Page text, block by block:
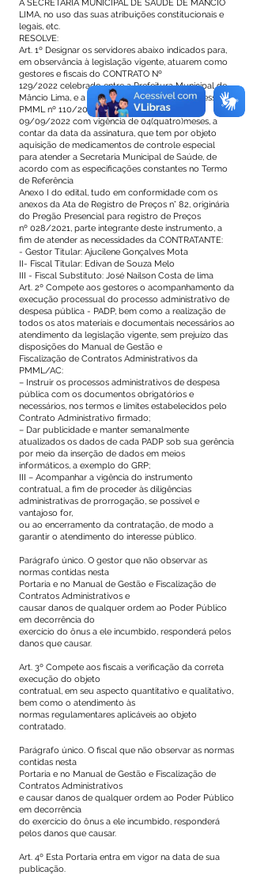
A SECRETÁRIA MUNICIPAL DE SAÚDE DE MÂNCIO
LIMA, no uso das suas atribuições constitucionais e
legais, etc.
RESOLVE:
Art. 1º Designar os servidores abaixo indicados para,
em observância à legislação vigente, atuarem como
gestores e fiscais do CONTRATO Nº
129/2022 celebrado entre a Prefeitura Municipal de
Mâncio Lima, e a Empresa O F DE MELO, Processo
PMML nº 110/2022, assinado no dia
09/09/2022 com vigência de 04(quatro)meses, a
contar da data da assinatura, que tem por objeto
aquisição de medicamentos de controle especial
para atender a Secretaria Municipal de Saúde, de
acordo com as especificações constantes no Termo
de Referência
Anexo I do edital, tudo em conformidade com os
anexos da Ata de Registro de Preços n° 82, originária
do Pregão Presencial para registro de Preços
nº 028/2021, parte integrante deste instrumento, a
fim de atender as necessidades da CONTRATANTE:
- Gestor Titular: Ajucilene Gonçalves Mota
II- Fiscal Titular: Edivan de Souza Melo
III - Fiscal Substituto: José Nailson Costa de lima
Art. 2º Compete aos gestores o acompanhamento da
execução processual do processo administrativo de
despesa pública - PADP, bem como a realização de
todos os atos materiais e documentais necessários ao
atendimento da legislação vigente, sem prejuízo das
disposições do Manual de Gestão e
Fiscalização de Contratos Administrativos da
PMML/AC:
– Instruir os processos administrativos de despesa
pública com os documentos obrigatórios e
necessários, nos termos e limites estabelecidos pelo
Contrato Administrativo firmado;
– Dar publicidade e manter semanalmente
atualizados os dados de cada PADP sob sua gerência
por meio da inserção de dados em meios
informáticos, a exemplo do GRP;
III – Acompanhar a vigência do instrumento
contratual, a fim de proceder às diligências
administrativas de prorrogação, se possível e
vantajoso for,
ou ao encerramento da contratação, de modo a
garantir o atendimento do interesse público.
Parágrafo único. O gestor que não observar as
normas contidas nesta
Portaria e no Manual de Gestão e Fiscalização de
Contratos Administrativos e
causar danos de qualquer ordem ao Poder Público
em decorrência do
exercício do ônus a ele incumbido, responderá pelos
danos que causar.
Art. 3º Compete aos fiscais a verificação da correta
execução do objeto
contratual, em seu aspecto quantitativo e qualitativo,
bem como o atendimento às
normas regulamentares aplicáveis ao objeto
contratado.
Parágrafo único. O fiscal que não observar as normas
contidas nesta
Portaria e no Manual de Gestão e Fiscalização de
Contratos Administrativos
e causar danos de qualquer ordem ao Poder Público
em decorrência
do exercício do ônus a ele incumbido, responderá
pelos danos que causar.
Art. 4º Esta Portaria entra em vigor na data de sua
publicação.